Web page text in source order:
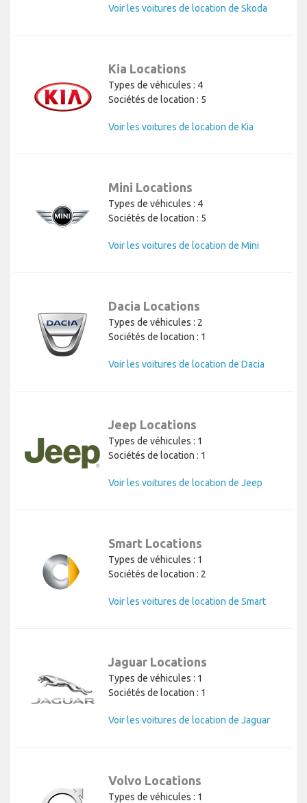
Voir les voitures de location de Skoda
Kia Locations
Types de véhicules : 4
Sociétés de location : 5
Voir les voitures de location de Kia
Mini Locations
Types de véhicules : 4
Sociétés de location : 5
Voir les voitures de location de Mini
Dacia Locations
Types de véhicules : 2
Sociétés de location : 1
Voir les voitures de location de Dacia
Jeep Locations
Types de véhicules : 1
Sociétés de location : 1
Voir les voitures de location de Jeep
Smart Locations
Types de véhicules : 1
Sociétés de location : 2
Voir les voitures de location de Smart
Jaguar Locations
Types de véhicules : 1
Sociétés de location : 1
Voir les voitures de location de Jaguar
Volvo Locations
Types de véhicules : 1